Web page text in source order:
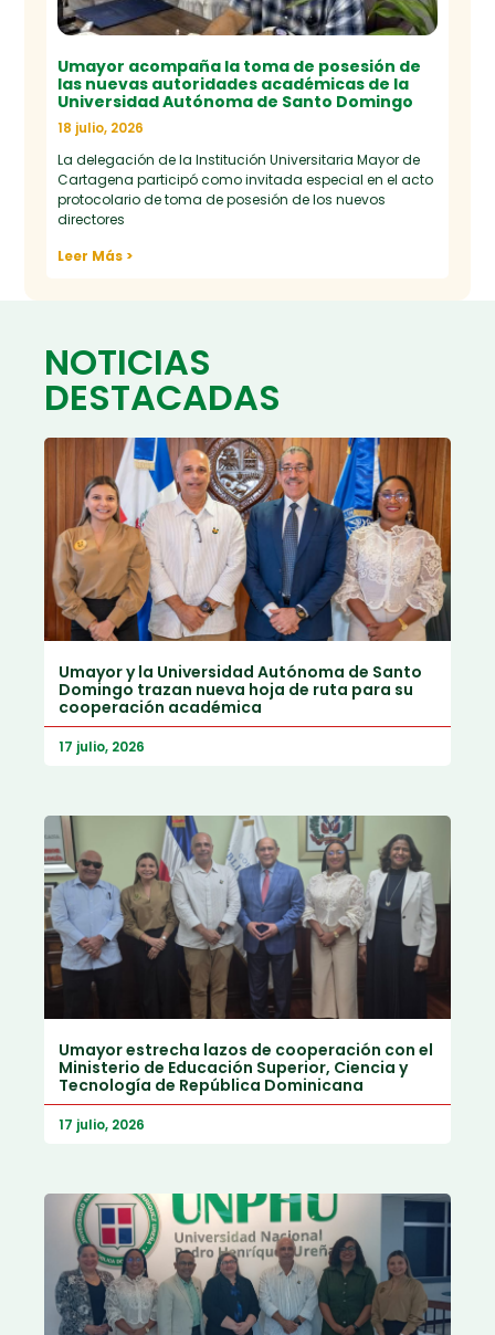
Umayor acompaña la toma de posesión de
las nuevas autoridades académicas de la
Universidad Autónoma de Santo Domingo
18 julio, 2026
La delegación de la Institución Universitaria Mayor de
Cartagena participó como invitada especial en el acto
protocolario de toma de posesión de los nuevos
directores
Leer Más >
NOTICIAS
DESTACADAS
Umayor y la Universidad Autónoma de Santo
Domingo trazan nueva hoja de ruta para su
cooperación académica
17 julio, 2026
Umayor estrecha lazos de cooperación con el
Ministerio de Educación Superior, Ciencia y
Tecnología de República Dominicana
17 julio, 2026